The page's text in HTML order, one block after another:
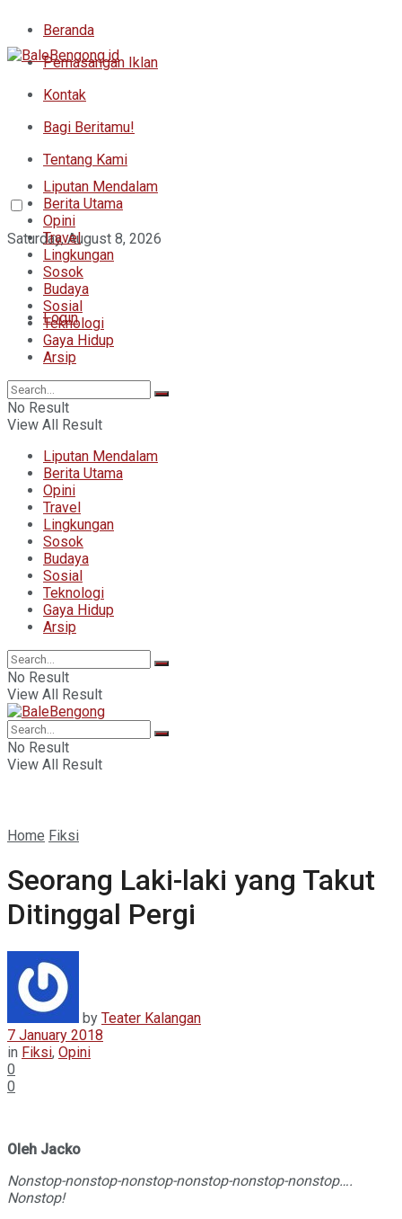
Beranda
Pemasangan Iklan
Kontak
Bagi Beritamu!
Tentang Kami
Saturday, August 8, 2026
Login
Liputan Mendalam
Berita Utama
Opini
Travel
Lingkungan
Sosok
Budaya
Sosial
Teknologi
Gaya Hidup
Arsip
No Result
View All Result
Liputan Mendalam
Berita Utama
Opini
Travel
Lingkungan
Sosok
Budaya
Sosial
Teknologi
Gaya Hidup
Arsip
No Result
View All Result
No Result
View All Result
Home Fiksi
Seorang Laki-laki yang Takut
Ditinggal Pergi
by Teater Kalangan
7 January 2018
in Fiksi, Opini
0
0
Oleh Jacko
Nonstop-nonstop-nonstop-nonstop-nonstop-nonstop….
Nonstop!